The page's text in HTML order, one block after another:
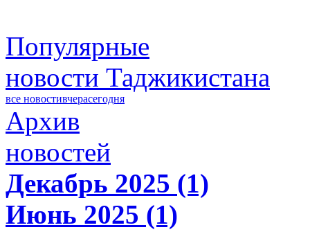
Популярные
новости Таджикистана
все новостивчерасегодня
Архив
новостей
Декабрь 2025 (1)
Июнь 2025 (1)